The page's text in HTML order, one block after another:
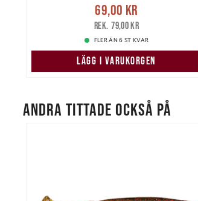
Nuvarande pris:69,00 kr
pris:79,00 kr
69,00 kr
79,00 kr
FLER ÄN 6 ST KVAR
LÄGG I VARUKORGEN
ANDRA TITTADE OCKSÅ PÅ